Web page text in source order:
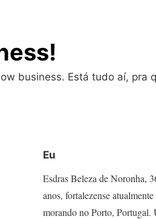
business. Está tudo aí, pra
Eu
Esdras Beleza de Noronha,
anos, fortalezense atualmente
morando no Porto, Portugal.